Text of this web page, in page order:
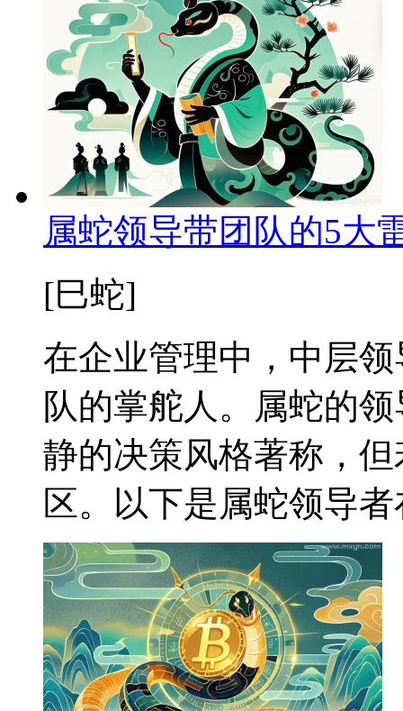
属蛇领导带团队的5大
[巳蛇]
在企业管理中，中层
队的掌舵人。属蛇的
静的决策风格著称，
区。以下是属蛇领导